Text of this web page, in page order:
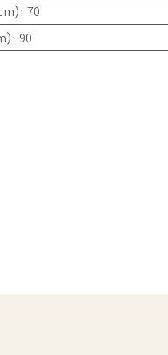
: 70
: 90